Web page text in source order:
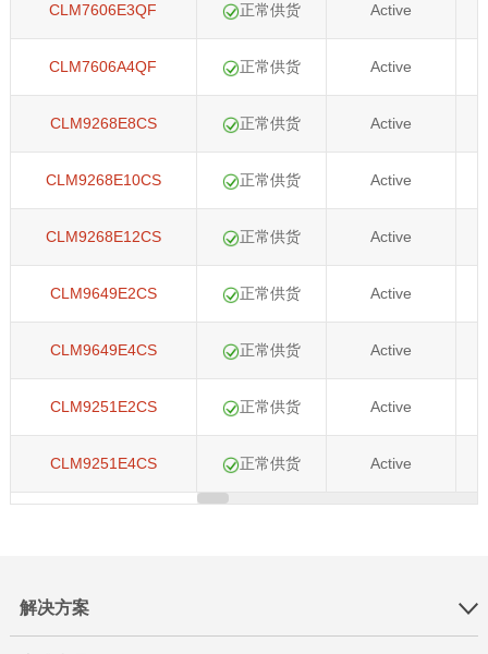
CLM7606E3QF
CLM7606A4QF
CLM9268E8CS
CLM9268E10CS
CLM9268E12CS
CLM9649E2CS
CLM9649E4CS
CLM9251E2CS
CLM9251E4CS
正常供货
正常供货
正常供货
正常供货
正常供货
正常供货
正常供货
正常供货
正常供货
Active
Active
Active
Active
Active
Active
Active
Active
Active
解决方案